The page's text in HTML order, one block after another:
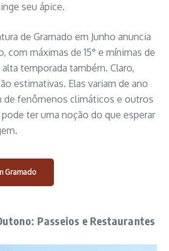
seu ápice.
de Gramado em Junho anuncia
com máximas de 15° e mínimas de
temporada também. Claro,
estimativas. Elas variam de ano
de fenômenos climáticos e outros
ter uma noção do que esperar
Gramado
Passeios e Restaurantes